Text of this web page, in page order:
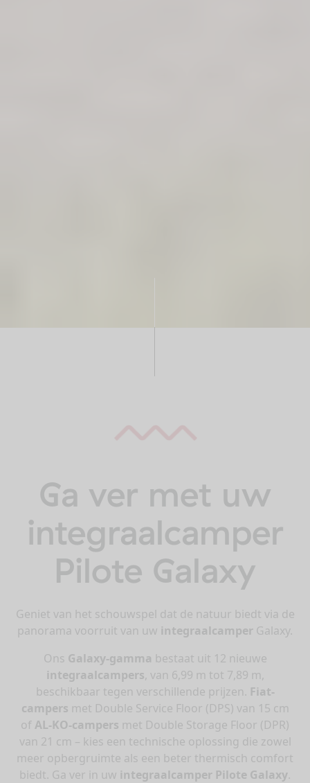
Ga ver met uw
integraalcamper
Pilote Galaxy
Geniet van het schouwspel dat de natuur biedt via de
panorama voorruit van uw integraalcamper Galaxy.
Ons Galaxy-gamma bestaat uit 12 nieuwe
integraalcampers, van 6,99 m tot 7,89 m,
beschikbaar tegen verschillende prijzen. Fiat-
campers met Double Service Floor (DPS) van 15 cm
of AL-KO-campers met Double Storage Floor (DPR)
van 21 cm – kies een technische oplossing die zowel
meer opbergruimte als een beter thermisch comfort
biedt. Ga ver in uw integraalcamper Pilote Galaxy.